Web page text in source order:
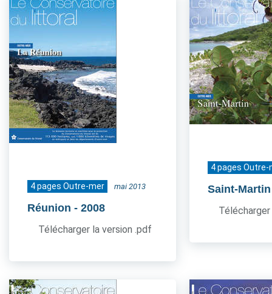
4 pages Outre-mer mai 2013
Réunion - 2008
Télécharger la version .pdf
4 pages Outre-
Saint-Martin